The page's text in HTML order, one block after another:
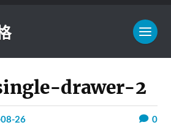
drawer-2
26 0